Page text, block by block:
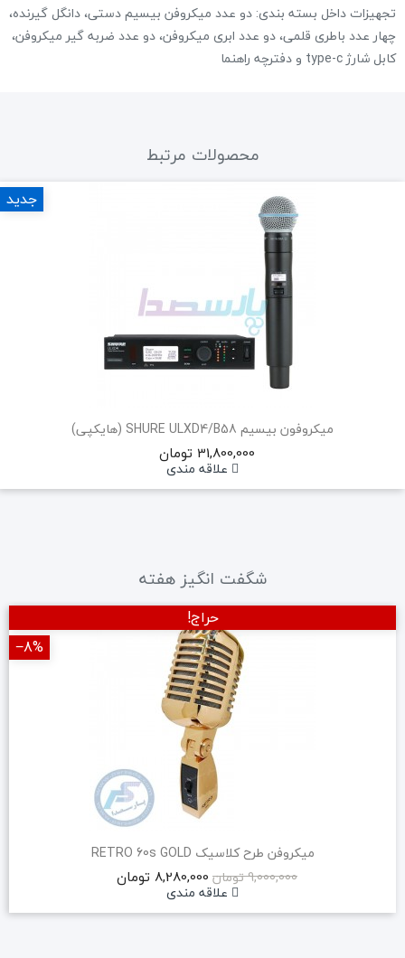
تجهیزات داخل بسته بندی: دو عدد میکروفن بیسیم دستی، دانگل گیرنده،
چهار عدد باطری قلمی، دو عدد ابری میکروفن، دو عدد ضربه گیر میکروفن،
کابل شارژ type-c و دفترچه راهنما
محصولات مرتبط
میکروفون بیسیم SHURE ULXD4/B58 (هایکپی)
31,800,000 تومان
علاقه مندی
جدید
شگفت انگیز هفته
میکروفن طرح کلاسیک RETRO 60s GOLD
9,000,000 تومان
8,280,000 تومان
علاقه مندی
حراج!
‎−8%